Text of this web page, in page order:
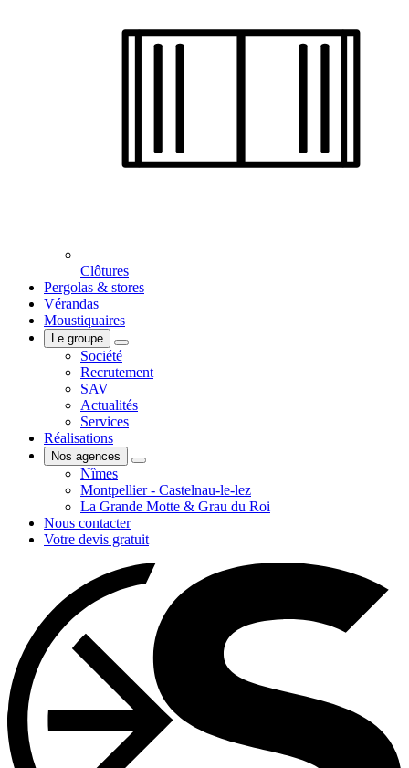
Clôtures
Pergolas & stores
Vérandas
Moustiquaires
Le groupe
Société
Recrutement
SAV
Actualités
Services
Réalisations
Nos agences
Nîmes
Montpellier - Castelnau-le-lez
La Grande Motte & Grau du Roi
Nous contacter
Votre devis gratuit